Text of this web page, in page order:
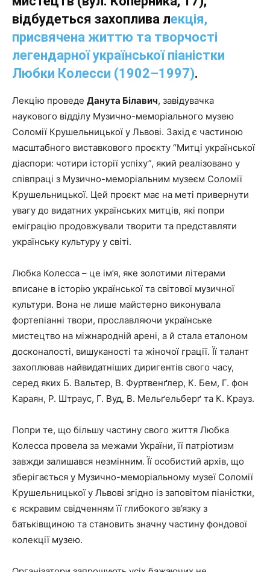
відбудеться захоплива лекція,
присвячена життю та творчості
легендарної української піаністки
Любки Колесси (1902–1997).
Лекцію проведе Данута Білавич, завідувачка
наукового відділу Музично-меморіального музею
Соломії Крушельницької у Львові. Захід є частиною
масштабного виставкового проєкту “Митці української
діаспори: чотири історії успіху”, який реалізовано у
співпраці з Музично-меморіальним музеєм Соломії
Крушельницької. Цей проєкт має на меті привернути
увагу до видатних українських митців, які попри
еміграцію продовжували творити та представляти
українську культуру у світі.
Любка Колесса – це ім’я, яке золотими літерами
вписане в історію української та світової музичної
культури. Вона не лише майстерно виконувала
фортепіанні твори, прославляючи українське
мистецтво на міжнародній арені, а й стала еталоном
досконалості, вишуканості та жіночої грації. Її талант
захоплював найвидатніших диригентів свого часу,
серед яких Б. Вальтер, В. Фуртвенґлер, К. Бем, Г. фон
Караян, Р. Штраус, Г. Вуд, В. Мельґельберґ та К. Крауз.
Попри те, що більшу частину свого життя Любка
Колесса провела за межами України, її патріотизм
завжди залишався незмінним. Її особистий архів, що
зберігається у Музично-меморіальному музеї Соломії
Крушельницької у Львові згідно із заповітом піаністки,
є яскравим свідченням її глибокого зв’язку з
батьківщиною та становить значну частину фондової
колекції музею.